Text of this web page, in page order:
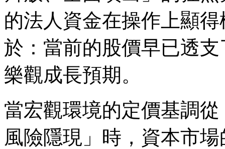
的法人資金在操作上顯
於：當前的股價早已透
樂觀成長預期。
當宏觀環境的定價基調
風險隱現」時，資本市